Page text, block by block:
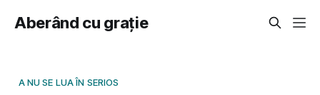
Aberând cu grație
A NU SE LUA ÎN SERIOS